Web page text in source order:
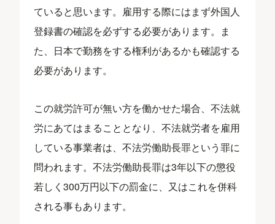
ていると思います。雇用する際にはまず外国人
登録書の確認を必ずする必要があります。ま
た、日本で勤務をする権利があるかも確認する
必要があります。
この就労許可が無い方を働かせた場合、不法就
労にあてはまることとなり、不法就労者を雇用
している事業者は、不法労働助長罪という罪に
問われます。不法労働助長罪は3年以下の懲役
若しく300万円以下の罰金に、又はこれを併科
される事もあります。